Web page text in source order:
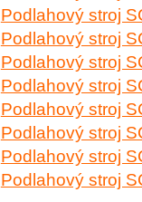
Podlahový stroj
Podlahový stroj
Podlahový stroj
Podlahový stroj
Podlahový stroj
Podlahový stroj
Podlahový stroj
Podlahový stroj